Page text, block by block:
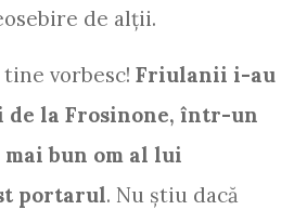
de alții.
vorbesc! Friulanii i-au
de la Frosinone, într-un
bun om al lui
portarul. Nu știu dacă